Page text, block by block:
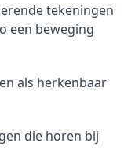
tekeningen
een beweging
als herkenbaar
die horen bij